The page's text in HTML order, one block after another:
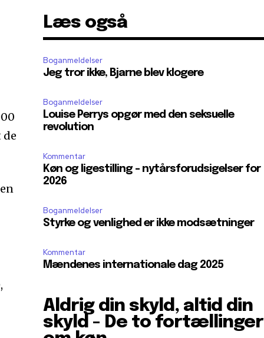
de
Læs også
Boganmeldelser
Jeg tror ikke, Bjarne blev klogere
Boganmeldelser
Louise Perrys opgør med den seksuelle
revolution
Kommentar
Køn og ligestilling – nytårsforudsigelser for
2026
Boganmeldelser
Styrke og venlighed er ikke modsætninger
Kommentar
Mændenes internationale dag 2025
Aldrig din skyld, altid din
skyld - De to fortællinger